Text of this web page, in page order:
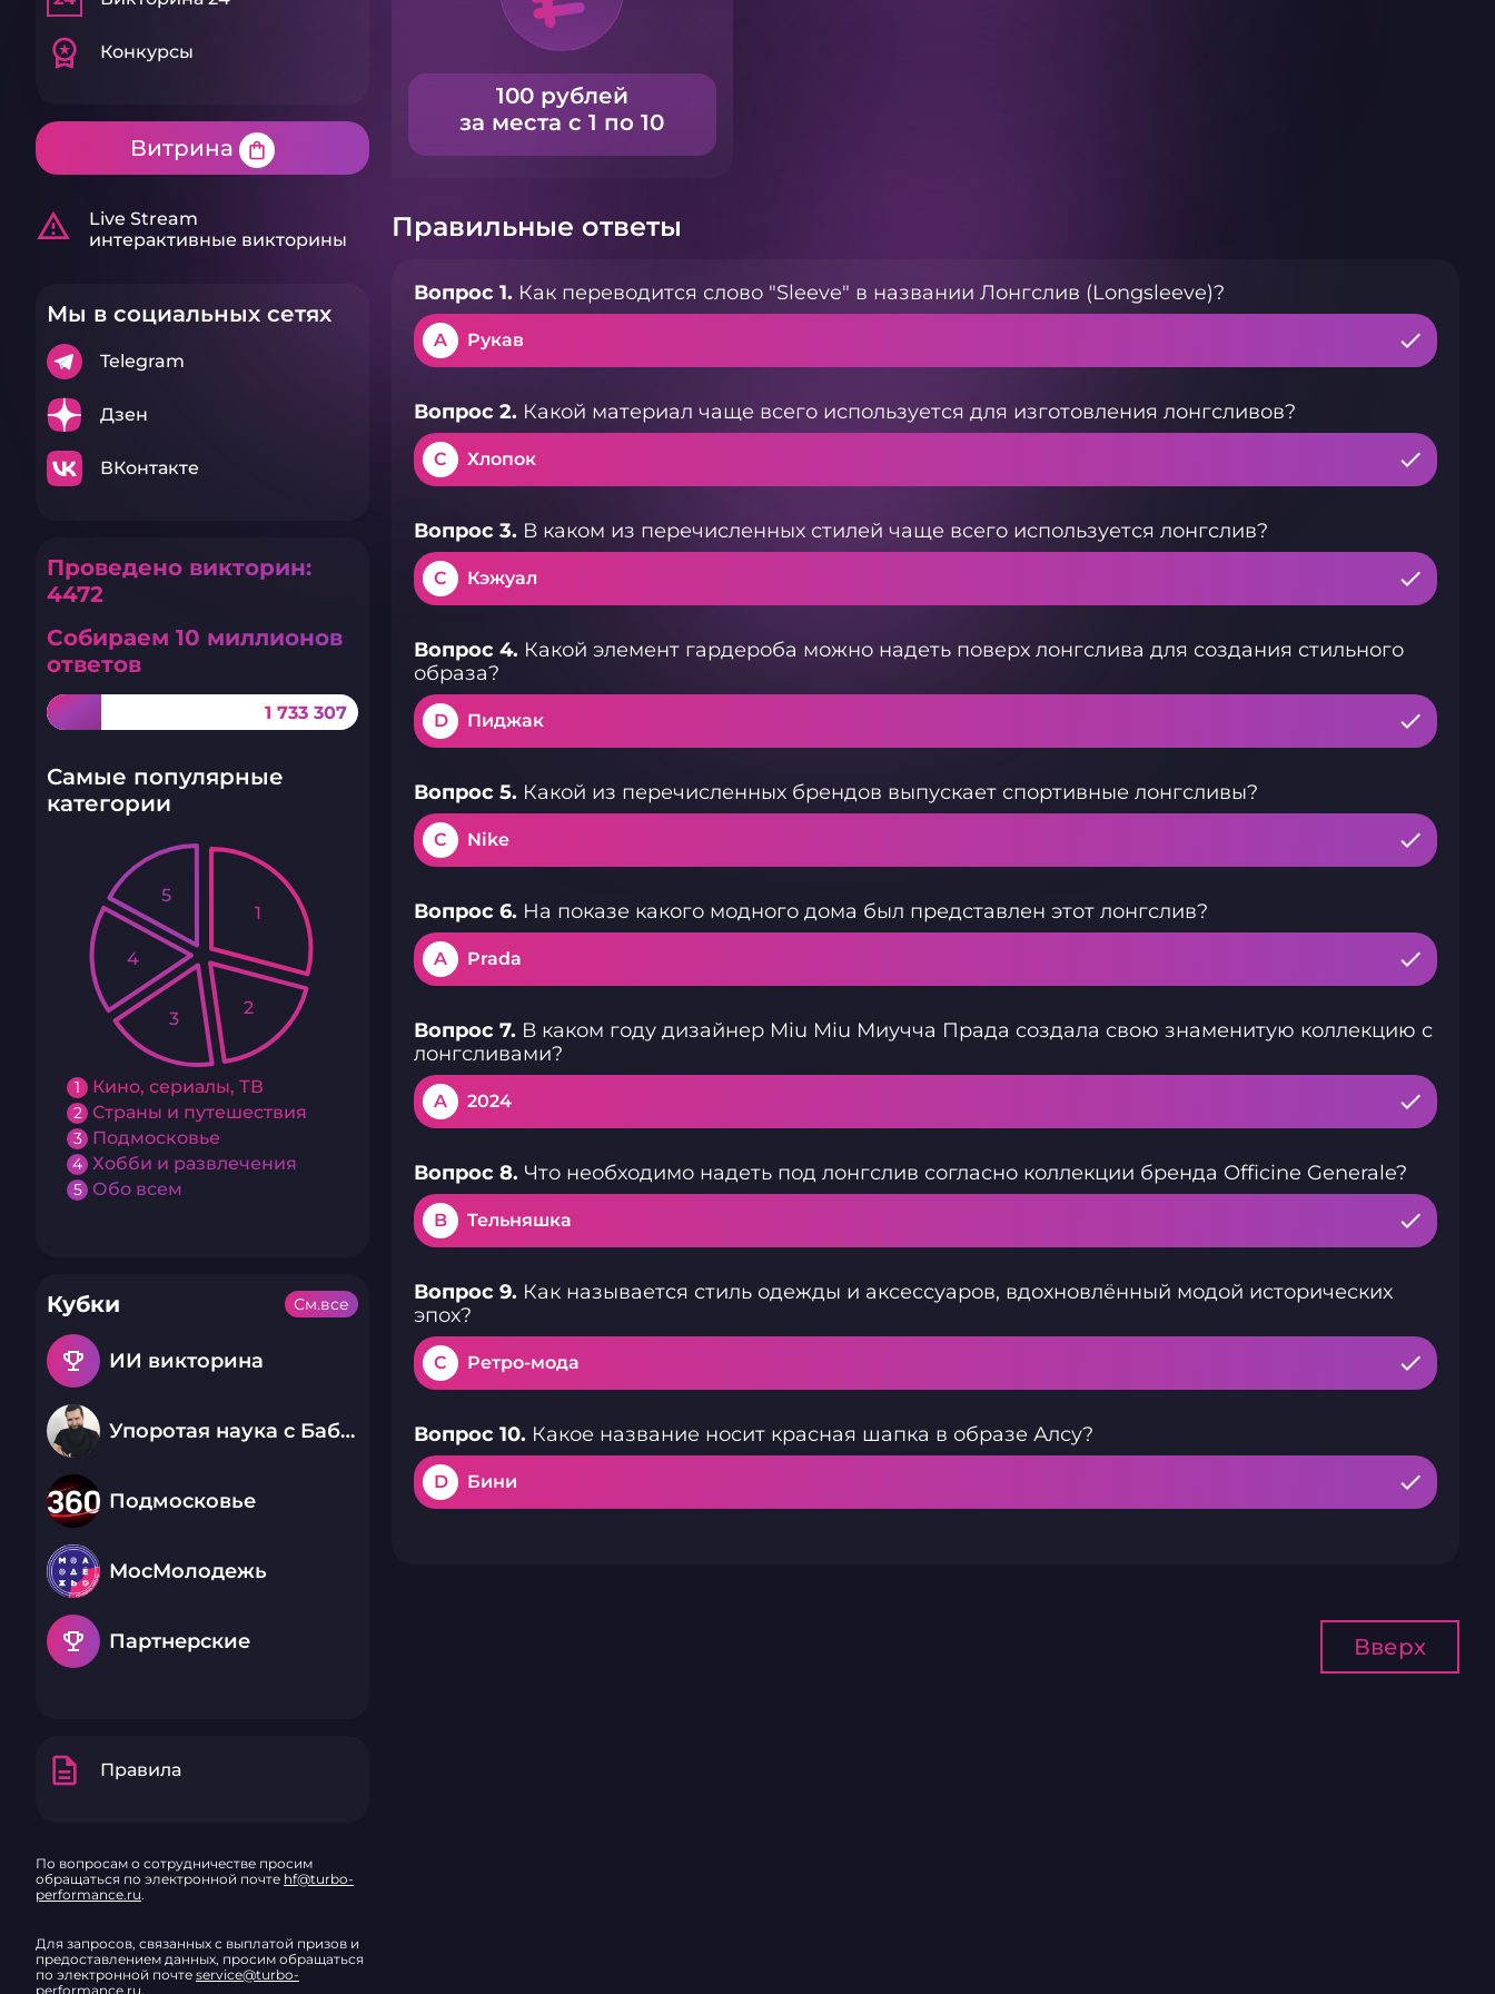
workspace_premium Конкурсы
Витрина shopping_bag
warning_amber
Live Stream
интерактивные викторины
Мы в социальных сетях
Telegram
Дзен
ВКонтакте
Проведено викторин:
4472
Собираем 10 миллионов
ответов
1 733 307
Самые популярные
категории
1 Кино, сериалы, ТВ
2 Страны и путешествия
3 Подмосковье
4 Хобби и развлечения
5 Обо всем
1
2
3
4
5
Кубки
emoji_events ИИ викторина
Упоротая наука с Бабаем Лютым
Подмосковье
МосМолодежь
emoji_events Партнерские
См.все
description Правила
По вопросам о сотрудничестве просим
обращаться по электронной почте hf@turbo-
performance.ru.
Для запросов, связанных с выплатой призов и
предоставлением данных, просим обращаться
по электронной почте service@turbo-
performance.ru.
100 рублей
за места с 1 по 10
Правильные ответы
Вопрос 1. Как переводится слово "Sleeve" в названии Лонгслив (Longsleeve)?
A Рукав
Вопрос 2. Какой материал чаще всего используется для изготовления лонгсливов?
C Хлопок
Вопрос 3. В каком из перечисленных стилей чаще всего используется лонгслив?
C Кэжуал
Вопрос 4. Какой элемент гардероба можно надеть поверх лонгслива для создания стильного
образа?
D Пиджак
Вопрос 5. Какой из перечисленных брендов выпускает спортивные лонгсливы?
C Nike
Вопрос 6. На показе какого модного дома был представлен этот лонгслив?
A Prada
Вопрос 7. В каком году дизайнер Miu Miu Миучча Прада создала свою знаменитую коллекцию с
лонгсливами?
A 2024
Вопрос 8. Что необходимо надеть под лонгслив согласно коллекции бренда Officine Generale?
B Тельняшка
Вопрос 9. Как называется стиль одежды и аксессуаров, вдохновлённый модой исторических
эпох?
C Ретро-мода
Вопрос 10. Какое название носит красная шапка в образе Алсу?
D Бини
Вверх